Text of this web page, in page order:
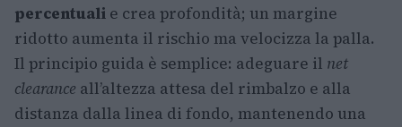
percentuali e crea profondità; un margine
ridotto aumenta il rischio ma velocizza la palla.
Il principio guida è semplice: adeguare il net
clearance all’altezza attesa del rimbalzo e alla
distanza dalla linea di fondo, mantenendo una